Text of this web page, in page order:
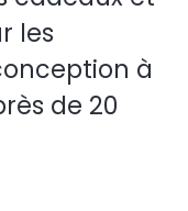
les
à
de 20